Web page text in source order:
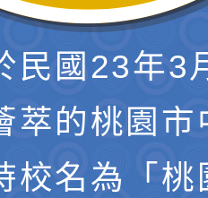
民國23年3
萃的桃園市
校名為「桃